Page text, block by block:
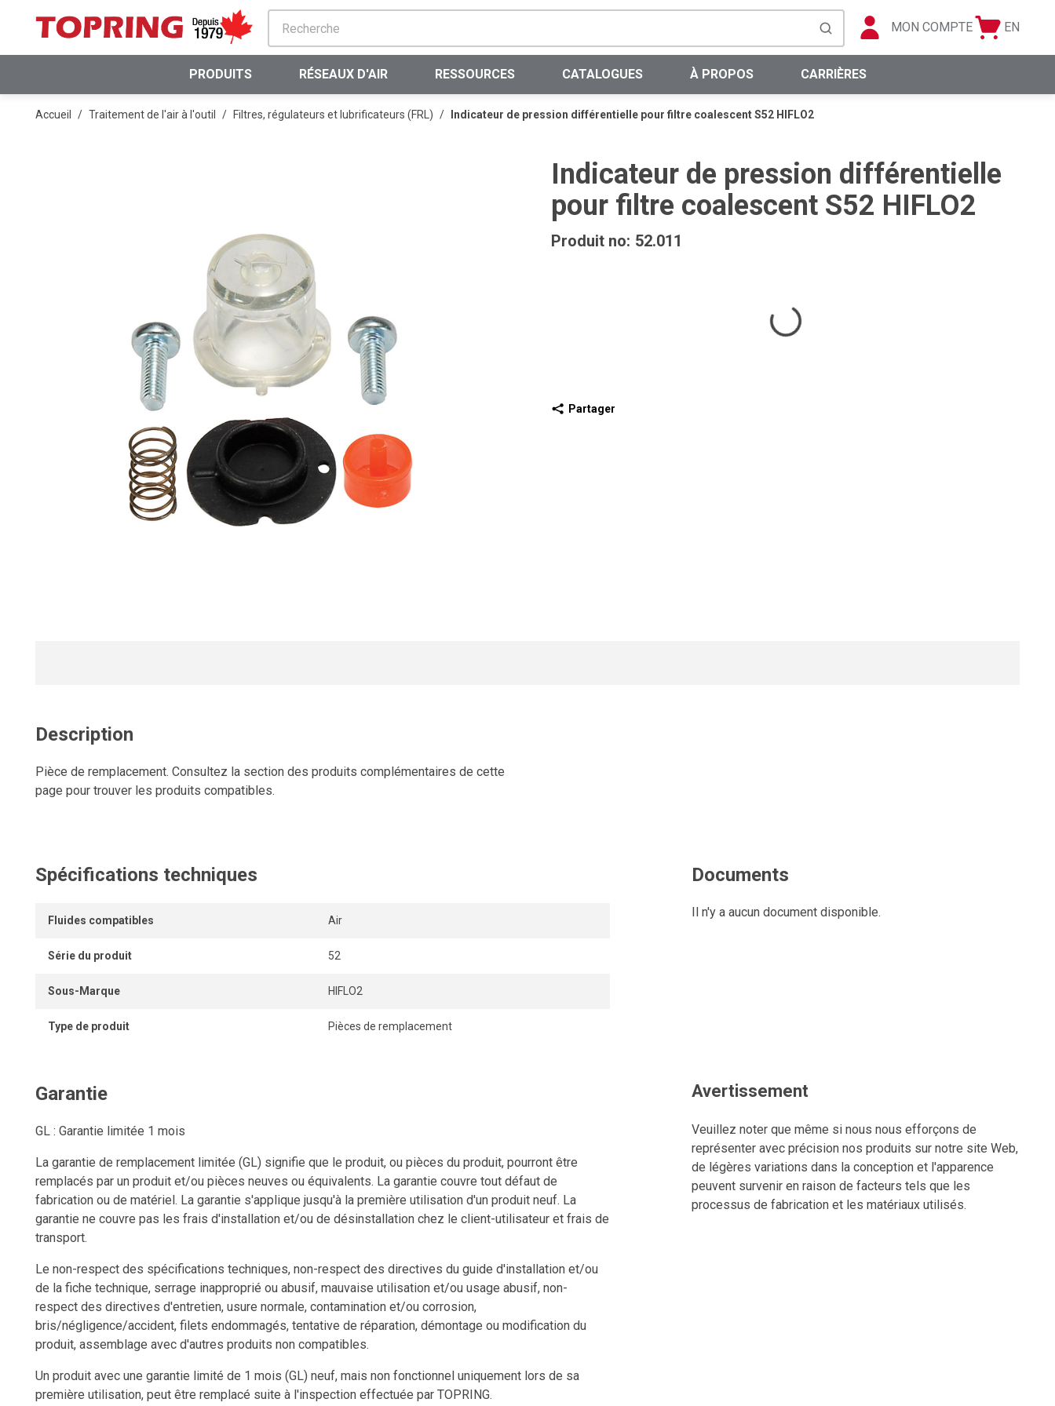
PASSER AU CONTENU PRINCIPAL
soumettre la recherche
MON COMPTE
Panier
Langue
EN
PRODUITS RÉSEAUX D'AIR RESSOURCES CATALOGUES À PROPOS CARRIÈRES
Accueil / Traitement de l'air à l'outil / Filtres, régulateurs et lubrificateurs (FRL) / Indicateur de pression différentielle pour filtre coalescent S52 HIFLO2
Indicateur de pression différentielle
pour filtre coalescent S52 HIFLO2
Produit no: 52.011
Partager
Description
Pièce de remplacement. Consultez la section des produits complémentaires de cette
page pour trouver les produits compatibles.
Spécifications techniques
Fluides compatibles Air
Série du produit 52
Sous-Marque HIFLO2
Type de produit Pièces de remplacement
Documents
Il n'y a aucun document disponible.
Garantie
GL : Garantie limitée 1 mois
La garantie de remplacement limitée (GL) signifie que le produit, ou pièces du produit, pourront être
remplacés par un produit et/ou pièces neuves ou équivalents. La garantie couvre tout défaut de
fabrication ou de matériel. La garantie s'applique jusqu'à la première utilisation d'un produit neuf. La
garantie ne couvre pas les frais d'installation et/ou de désinstallation chez le client-utilisateur et frais de
transport.
Le non-respect des spécifications techniques, non-respect des directives du guide d'installation et/ou
de la fiche technique, serrage inapproprié ou abusif, mauvaise utilisation et/ou usage abusif, non-
respect des directives d'entretien, usure normale, contamination et/ou corrosion,
bris/négligence/accident, filets endommagés, tentative de réparation, démontage ou modification du
produit, assemblage avec d'autres produits non compatibles.
Un produit avec une garantie limité de 1 mois (GL) neuf, mais non fonctionnel uniquement lors de sa
première utilisation, peut être remplacé suite à l'inspection effectuée par TOPRING.
Avertissement
Veuillez noter que même si nous nous efforçons de
représenter avec précision nos produits sur notre site Web,
de légères variations dans la conception et l'apparence
peuvent survenir en raison de facteurs tels que les
processus de fabrication et les matériaux utilisés.